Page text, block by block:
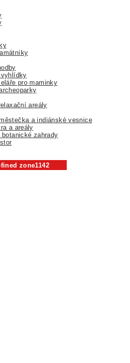
vyhlídky
pro maminky
areály
a indiánské vesnice
a areály
zahrady
zone1142